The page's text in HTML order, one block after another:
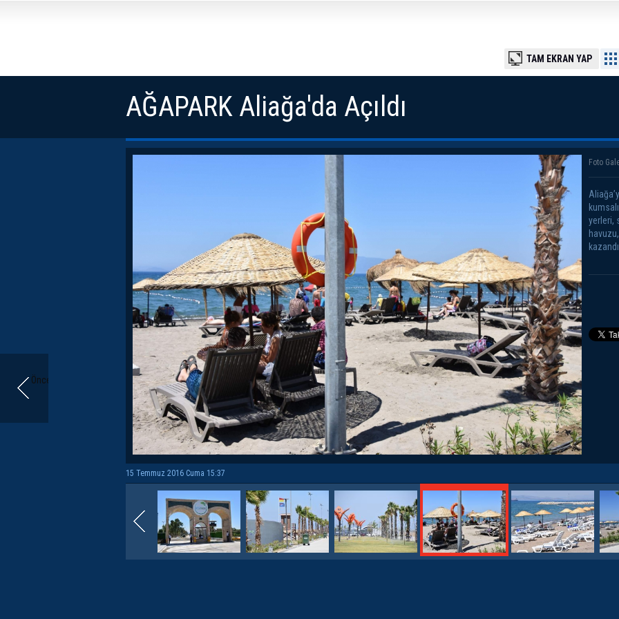
Önceki
TAM EKRAN YAP
AĞAPARK Aliağa'da Açıldı
Foto
yerleri,
15 Temmuz 2016 Cuma 15:37